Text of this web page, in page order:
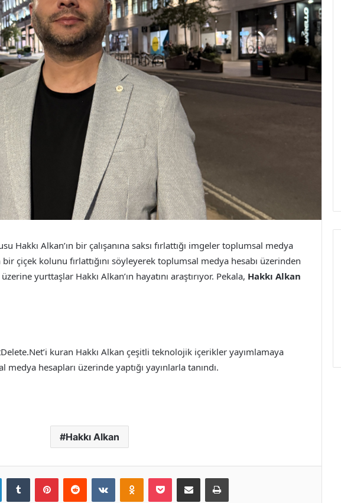
Hakkı Alkan’ın bir çalışanına saksı fırlattığı imgeler toplumsal medya
çiçek kolunu fırlattığını söyleyerek toplumsal medya hesabı üzerinden
yurttaşlar Hakkı Alkan’ın hayatını araştırıyor. Pekala, Hakkı Alkan
kuran Hakkı Alkan çeşitli teknolojik içerikler yayımlamaya
hesapları üzerinde yaptığı yayınlarla tanındı.
Hakkı Alkan
LinkedInTumblr PinterestReddit VKontakteOdnoklassniki
Pocket E-Posta ile paylaş Yazdır